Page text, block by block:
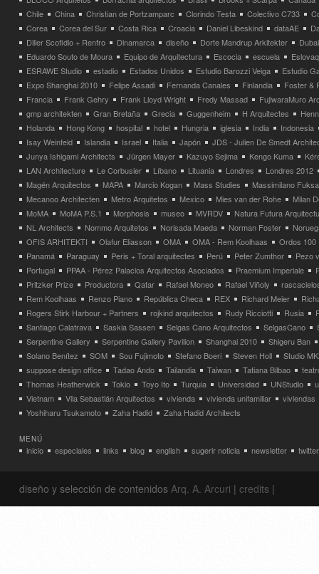
Chile
China Christian de Portzamparc Clorindo Testa Colectivo C733
Corea
Corea del Sur Costa Rica Croacia Daniel Libeskind dataAE
Diller Scofidio + Renfro
Dinamarca diseño Dorte Mandrup Arkitekter
Dubai
Eduardo Souto de Moura
Equipo de Arquitectura Escocia escuela
ESRAWE Studio
estadio Estados Unidos Estudio Barozzi Veiga
Estudio
Expo Shanghai 2010
Felipe Assadi Fernanda Canales Finlandia
Foster &
Francia
Frank Gehry Frank Lloyd Wright Fredy Massad
FujiwaraMuro
gmp architekten
Gran Bretaña Grecia Guggenheim H Arquitectes
Holanda
Hong Kong hospital hotel Hungria iglesia India
Indonesia
Isay Weinfeld
Islandia Israel Italia Japón
JDS - Julien De Smedt
Junya Ishigami Architects
Jürgen Mayer Kazuyo Sejima Kengo Kuma
LAN Architecture
Le Corbusier Líbano Lituania Londres
Londres 2012
Magén Arquitectos
MAPA Marcio Kogan Mass Studies
Massimilano
Mecanoo Architecten
Metro Arquitetos Mexico Mies van der Rohe
Milan
MoMA
MoMA P.S.1 Morphosis museo MVRDV
Natura Futura
NL Architects
Nommo Arquitetos Norisada Maeda Norman Foster
OFIS ARHITEKTI
Olafur Eliasson OMA OMA - Rem Koolhaas
Ordos 100
Panamá
Paraguay Peris + Toral arquitectes Perú Peter Zumthor
Pezo
Portugal
PPAA - Pérez Palacios Arquitectos Asociados Praemium Imperiale
Pritzker Prize
Productora Qatar Rafael Moneo Rafael Viñoly
Rem Koolhaas
Renzo Piano República Checa REX Richard Meier
Rogers Stirk Harbour + Partners
rojkind arquitectos Rudy Ricciotti Rusia
Santiago Calatrava
Saskia Sassen Selgas Cano Arquitectos SelgasCano
Serpentine Gallery
Serpentine Gallery Pavilion Shanghai 2010
Shigeru Ban
Solano Benítez
SOM Sou Fujimoto Stefano Boeri Steven Holl
Studio
suppose design office
Tadao Ando Tailandia Taiwan Tatiana Bilbao
Thomas Heatherwick
Tokio Toyo Ito Turquia Universidad UNStudio
Vietnam
Vila Sebastián Arquitectos vivienda vivienda unifamiliar
viviendas
Yoshiharu Tsukamoto
Zaha Hadid Zaha Hadid Architects
MENÚ
inicio especiales links blog english sugerir noticia newsletter twitter
diseño y selección de contenidos Arq. A. Arcuri | credits |